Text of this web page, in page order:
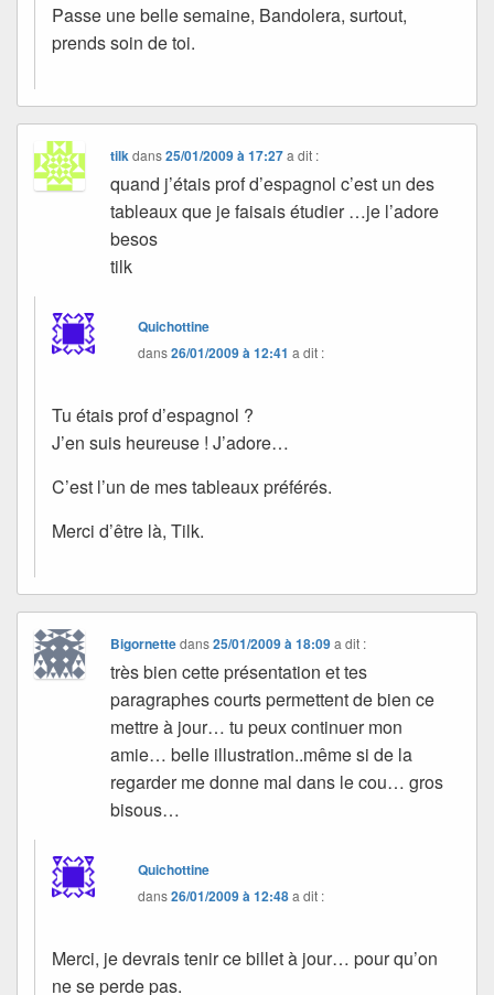
Passe une belle semaine, Bandolera, surtout,
prends soin de toi.
tilk dans25/01/2009 à 17:27 a dit :
quand j’étais prof d’espagnol c’est un des
tableaux que je faisais étudier …je l’adore
besos
tilk
Quichottine
dans26/01/2009 à 12:41 a dit :
Tu étais prof d’espagnol ?
J’en suis heureuse ! J’adore…
C’est l’un de mes tableaux préférés.
Merci d’être là, Tilk.
Bigornettedans25/01/2009 à 18:09 a dit :
très bien cette présentation et tes
paragraphes courts permettent de bien ce
mettre à jour… tu peux continuer mon
amie… belle illustration..même si de la
regarder me donne mal dans le cou… gros
bisous…
Quichottine
dans26/01/2009 à 12:48a dit :
Merci, je devrais tenir ce billet à jour… pour qu’on
ne se perde pas.